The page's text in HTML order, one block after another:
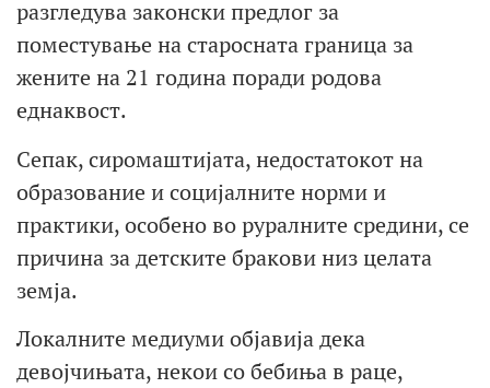
разгледува законски предлог за
поместување на старосната граница за
жените на 21 година поради родова
еднаквост.
Сепак, сиромаштијата, недостатокот на
образование и социјалните норми и
практики, особено во руралните средини, се
причина за детските бракови низ целата
земја.
Локалните медиуми објавија дека
девојчињата, некои со бебиња в раце,